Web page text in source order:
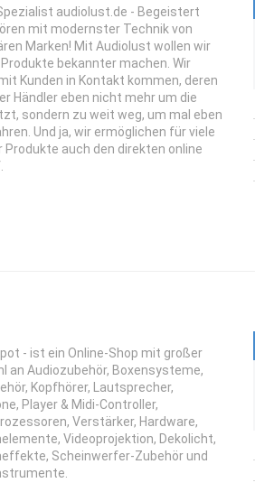
audiolust.de - Begeistert
mit modernster Technik von
Marken! Mit Audiolust wollen wir
bekannter machen. Wir
Kunden in Kontakt kommen, deren
Händler eben nicht mehr um die
sondern zu weit weg, um mal eben
Und ja, wir ermöglichen für viele
Produkte auch den direkten online
- ist ein Online-Shop mit großer
an Audiozubehör, Boxensysteme,
Kopfhörer, Lautsprecher,
Player & Midi-Controller,
Verstärker, Hardware,
Videoprojektion, Dekolicht,
Scheinwerfer-Zubehör und